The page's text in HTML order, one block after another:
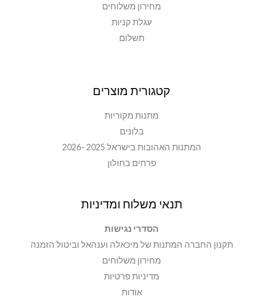
מחירון משלוחים
עגלת קניות
תשלום
קטגורית מוצרים
מתנות מקוריות
בלונים
המתנות האהובות בישראל 2025 -2026
פרחים בחולון
תנאי משלוח ומדיניות
הסדרי נגישות
תקנון החברה המתנות של מיכאלה וענהאל וביטול הזמנה
מחירון משלוחים
מדיניות פרטיות
אודות